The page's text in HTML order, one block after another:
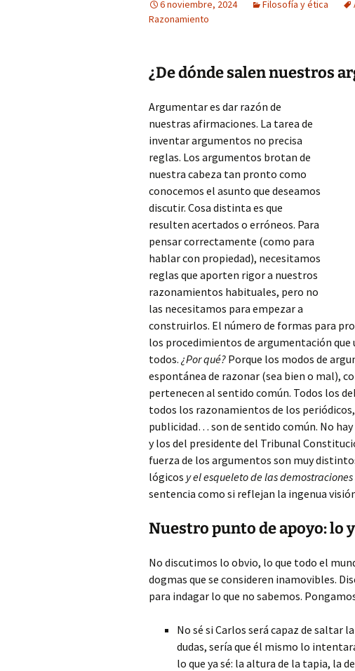
6 noviembre, 2024 Filosofía y ética
Razonamiento
¿De dónde salen nuestros
Argumentar es dar razón de
nuestras afirmaciones. La tarea de
inventar argumentos no precisa
reglas. Los argumentos brotan de
nuestra cabeza tan pronto como
conocemos el asunto que deseamos
discutir. Cosa distinta es que
resulten acertados o erróneos. Para
pensar correctamente (como para
hablar con propiedad), necesitamos
reglas que aporten rigor a nuestros
razonamientos habituales, pero no
las necesitamos para empezar a
construirlos. El número de formas para
los procedimientos de argumentación
todos. ¿Por qué? Porque los modos de
espontánea de razonar (sea bien o mal),
pertenecen al sentido común. Todos los
todos los razonamientos de los
publicidad… son de sentido común. No
y los del presidente del Tribunal
fuerza de los argumentos son muy
lógicos y el esqueleto de las demostraciones
sentencia como si reflejan la ingenua
Nuestro punto de apoyo: lo
No discutimos lo obvio, lo que todo el
dogmas que se consideren inamovibles.
para indagar lo que no sabemos.
No sé si Carlos será capaz de saltar
dudas, sería que él mismo lo
lo que ya sé: la altura de la tapia, la